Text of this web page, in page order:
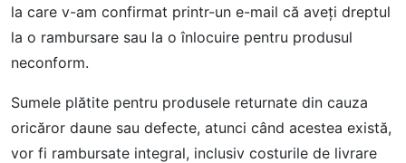
la care v-am confirmat printr-un e-mail că aveţi dreptul
la o rambursare sau la o înlocuire pentru produsul
neconform.
Sumele plătite pentru produsele returnate din cauza
oricăror daune sau defecte, atunci când acestea există,
vor fi rambursate integral, inclusiv costurile de livrare